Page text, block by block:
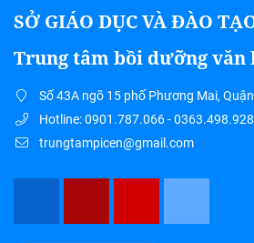
SỞ GIÁO DỤC VÀ ĐÀO
Trung tâm bồi dưỡng văn
Số 43A ngõ 15 phố Phương Mai,
Hotline: 0901.787.066 - 0363.498.928
trungtampicen@gmail.com